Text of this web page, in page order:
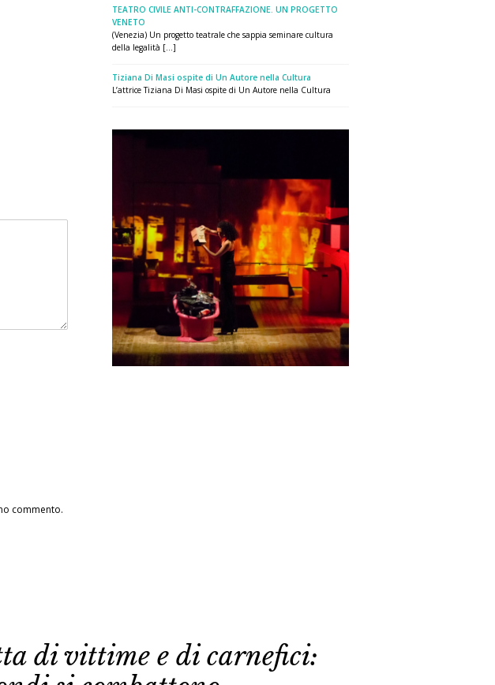
commento.
TEATRO CIVILE ANTI-CONTRAFFAZIONE. UN PROGETTO
VENETO
(Venezia) Un progetto teatrale che sappia seminare cultura
della legalità [...]
Tiziana Di Masi ospite di Un Autore nella Cultura
L’attrice Tiziana Di Masi ospite di Un Autore nella Cultura
di vittime e di carnefici: